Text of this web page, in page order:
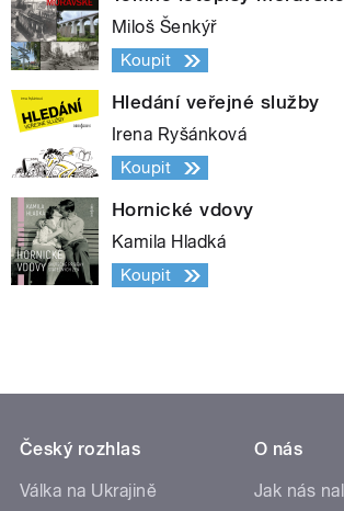
Miloš Šenkýř
Koupit
Hledání veřejné služby
Irena Ryšánková
Koupit
Hornické vdovy
Kamila Hladká
Koupit
Český rozhlas
Válka na Ukrajině
O nás
Jak nás